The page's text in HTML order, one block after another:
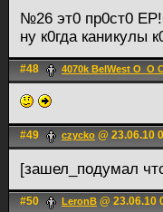
№26 эт0 пр0ст0
ну к0гда каникулы
#48 4070k BelWest O_O
#49 сzycko @ 23.06.10
[зашел_подумал
#50 LerоnB @ 23.06.10